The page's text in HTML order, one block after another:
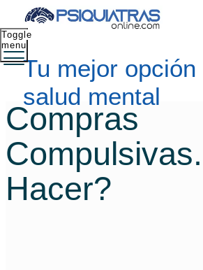
Tu mejor opción
salud mental
Toggle
menu
Compras
Hacer?